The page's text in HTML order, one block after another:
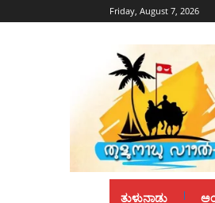
Friday, August 7, 2026
ತುಳುನಾಡು